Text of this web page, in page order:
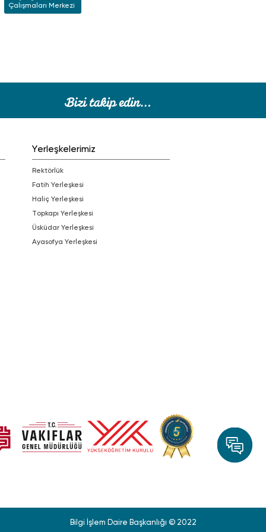
Çalışmaları Merkezi
Yerleşkelerimiz
Rektörlük
Fatih Yerleşkesi
Haliç Yerleşkesi
Topkapı Yerleşkesi
Üsküdar Yerleşkesi
Ayasofya Yerleşkesi
Bilgi İşlem Daire Başkanlığı © 2022